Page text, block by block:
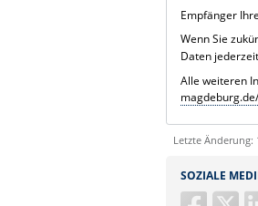
Empfänger
Wenn Sie
Daten
Alle weiteren
Letzte Änderung:
SOZIALE